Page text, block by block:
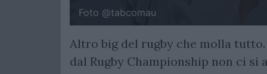
Foto @tabcomau
Altro big del rugby che molla
dal Rugby Championship non ci si